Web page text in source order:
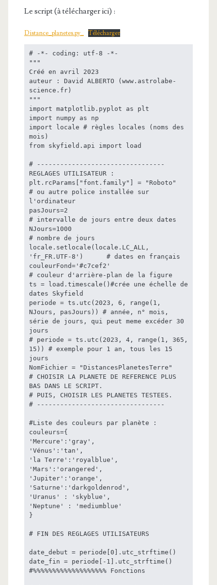
Le script (à télécharger ici) :
Distance_planetes.py_ Télécharger
# -*- coding: utf-8 -*-
"""
Créé en avril 2023
auteur : David ALBERTO (www.astrolabe-
science.fr)
"""
import matplotlib.pyplot as plt
import numpy as np
import locale # règles locales (noms des
mois)
from skyfield.api import load
# ---------------------------------
REGLAGES UTILISATEUR :
plt.rcParams["font.family"] = "Roboto"
# ou autre police installée sur
l'ordinateur
pasJours=2
# intervalle de jours entre deux dates
NJours=1000
# nombre de jours
locale.setlocale(locale.LC_ALL,
'fr_FR.UTF-8')      # dates en français
couleurFond='#c7cef2'
# couleur d'arrière-plan de la figure
ts = load.timescale()#crée une échelle de
dates Skyfield
periode = ts.utc(2023, 6, range(1,
NJours, pasJours)) # année, n° mois,
série de jours, qui peut meme excéder 30
jours
# periode = ts.utc(2023, 4, range(1, 365,
15)) # exemple pour 1 an, tous les 15
jours
NomFichier = "DistancesPlanetesTerre"
# CHOISIR LA PLANETE DE REFERENCE PLUS
BAS DANS LE SCRIPT.
# PUIS, CHOISIR LES PLANETES TESTEES.
# ---------------------------------
#Liste des couleurs par planète :
couleurs={
'Mercure':'gray',
'Vénus':'tan',
'la Terre':'royalblue',
'Mars':'orangered',
'Jupiter':'orange',
'Saturne':'darkgoldenrod',
'Uranus' : 'skyblue',
'Neptune' : 'mediumblue'
}
# FIN DES REGLAGES UTILISATEURS
date_debut = periode[0].utc_strftime()
date_fin = periode[-1].utc_strftime()
#%%%%%%%%%%%%%%%%%%% Fonctions